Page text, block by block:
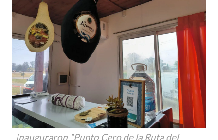
Inauguraron "Punto Cero de la Ruta del